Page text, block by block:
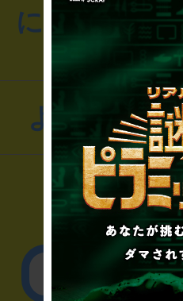
にお問い合
よくあるお
▼
公演内